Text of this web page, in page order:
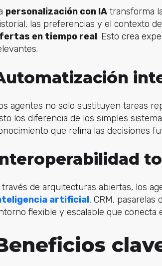
personalización con IA transforma
las preferencias y el contexto
en tiempo real. Esto crea
agentes no solo sustituyen tareas
los diferencia de los simples
que refina las decisiones
través de arquitecturas abiertas, los
artificial, CRM,
flexible y escalable que conecta